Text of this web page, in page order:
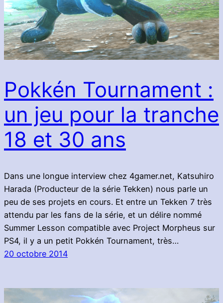
Pokkén Tournament :
un jeu pour la tranche
18 et 30 ans
Dans une longue interview chez 4gamer.net, Katsuhiro
Harada (Producteur de la série Tekken) nous parle un
peu de ses projets en cours. Et entre un Tekken 7 très
attendu par les fans de la série, et un délire nommé
Summer Lesson compatible avec Project Morpheus sur
PS4, il y a un petit Pokkén Tournament, très…
20 octobre 2014